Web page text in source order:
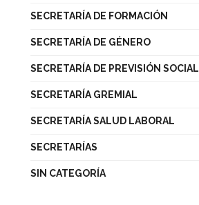
SECRETARÍA DE FORMACIÓN
SECRETARÍA DE GÉNERO
SECRETARÍA DE PREVISIÓN SOCIAL
SECRETARÍA GREMIAL
SECRETARÍA SALUD LABORAL
SECRETARÍAS
SIN CATEGORÍA